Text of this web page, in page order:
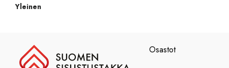
Yleinen
Osastot